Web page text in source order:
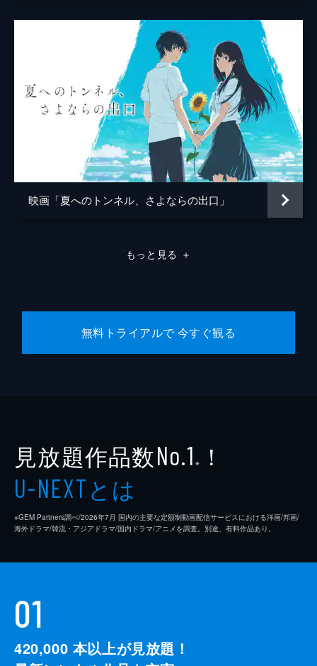
陣内祐平 太田力斗
陣内加奈 皆川陽菜乃
陣内栄 富司純子
細田守
奥寺佐渡子
松本晃彦
アニメーション制作 マッドハウス
映画「夏へのトンネル、さよならの出口」
もっと見る ＋
無料トライアルで 今すぐ観る
見放題作品数No.1 ※ ！
U-NEXTとは
※GEM Partners調べ/2026年7⽉ 国内の主要な定額制動画配信サービスにおける洋画/邦画/
海外ドラマ/韓流・アジアドラマ/国内ドラマ/アニメを調査。別途、有料作品あり。
01
420,000 本以上が見放題！